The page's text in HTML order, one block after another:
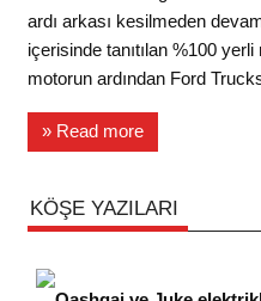
ardı arkası kesilmeden
içerisinde tanıtılan %100
motorun ardından Ford
» Read more
KÖŞE YAZILARI